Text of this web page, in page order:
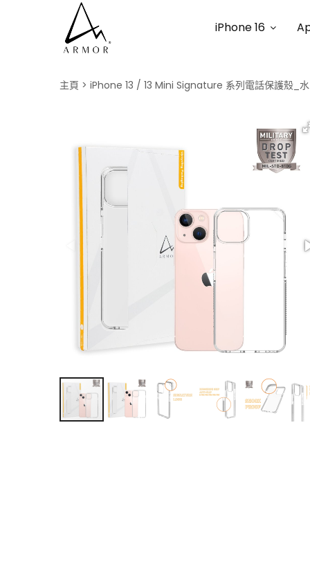
iPhone 16
主頁 iPhone 13 / 13 Mini Signature 系列電話保護殼_